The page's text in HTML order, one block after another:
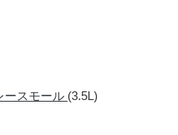
ースモール (3.5L)